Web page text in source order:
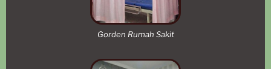
Gorden Rumah Sakit